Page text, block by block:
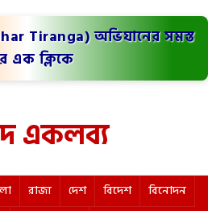
Tiranga) অভিযানের সমস্ত
এক ক্লিকে
একলব্য
রাজ্য দেশ বিদেশ
বিনোদন